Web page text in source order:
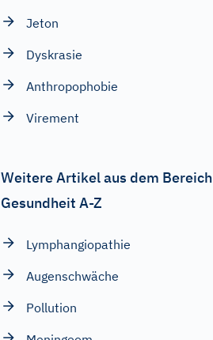
Jeton
Dyskrasie
Anthropophobie
Virement
Weitere Artikel aus dem Bereich
Gesundheit A-Z
Lymphangiopathie
Augenschwäche
Pollution